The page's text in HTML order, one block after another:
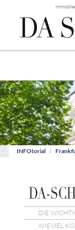
INFOtorial
DIE
WIEVIEL